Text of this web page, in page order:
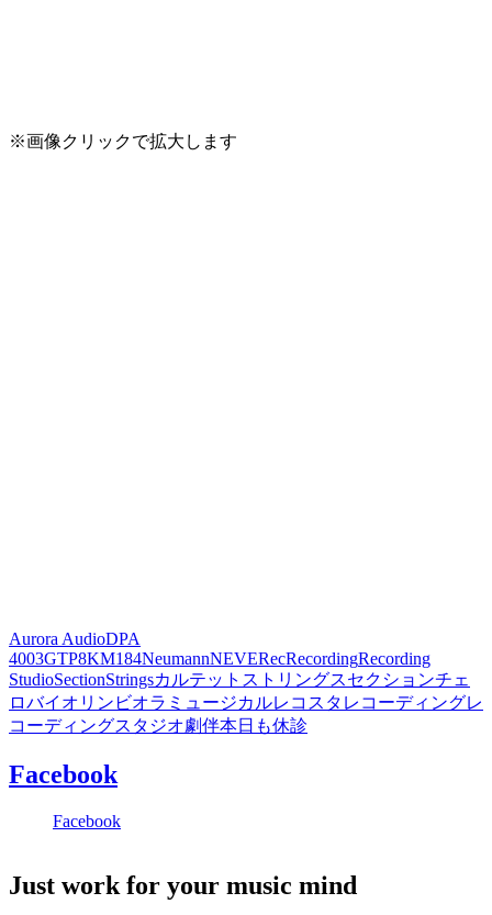
※画像クリックで拡大します
Aurora AudioDPA
4003GTP8KM184NeumannNEVERecRecordingRecording
StudioSectionStringsカルテット ストリングスセクションチェ
ロバイオリン ビオラ ミュージカルレコスタ レコーディングレ
コーディングスタジオ劇伴本日も休診
Facebook
Facebook
Just work for your music mind